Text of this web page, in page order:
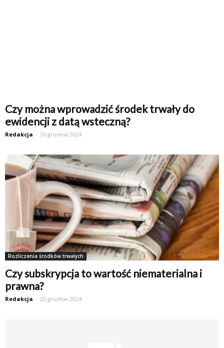
Czy można wprowadzić środek trwały do
ewidencji z datą wsteczną?
Redakcja - 26 grudnia 2024
Rozliczenia środków trwałych
Czy subskrypcja to wartość niematerialna i
prawna?
Redakcja - 22 grudnia 2024